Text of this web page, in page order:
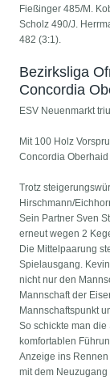
Fießinger 485/M.
Scholz 490/J.
482 (3:1).
Bezirksliga
Concordia
ESV Neuenmarkt
Mit 100 Holz
Concordia Oberhaid
Trotz
Hirschmann/
Sein Partner Sven
erneut wegen 2
Die Mittelpaarung
Spielausgang.
nicht nur den
Mannschaft der
Mannschaftspunkt
So schickte man
komfortablen
Anzeige ins
mit dem